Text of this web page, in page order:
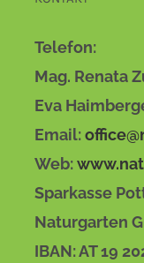
Telefon:
Mag. Renata
Eva
Email:
Web:
Sparkasse
Naturgarten
IBAN: AT 19